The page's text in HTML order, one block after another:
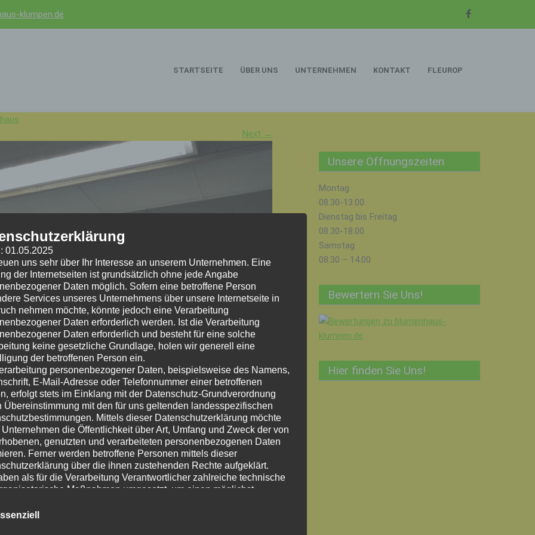
klumpen.de
STARTSEITE ÜBER UNS UNTERNEHMEN KONTAKT FLEUROP
Next →
Unsere Öffnungszeiten
Montag
08.30-13.00
Dienstag bis Freitag
08.30-18.00
Samstag
08.30 – 14.00
Bewertern Sie Uns!
Hier finden Sie Uns!
01.05.2025
uns sehr über Ihr Interesse an unserem Unternehmen. Eine
der Internetseiten ist grundsätzlich ohne jede Angabe
Daten möglich. Sofern eine betroffene Person
Services unseres Unternehmens über unsere Internetseite in
nehmen möchte, könnte jedoch eine Verarbeitung
Daten erforderlich werden. Ist die Verarbeitung
Daten erforderlich und besteht für eine solche
keine gesetzliche Grundlage, holen wir generell eine
der betroffenen Person ein.
personenbezogener Daten, beispielsweise des Namens,
E-Mail-Adresse oder Telefonnummer einer betroffenen
erfolgt stets im Einklang mit der Datenschutz-Grundverordnung
Übereinstimmung mit den für uns geltenden landesspezifischen
Mittels dieser Datenschutzerklärung möchte
Unternehmen die Öffentlichkeit über Art, Umfang und Zweck der von
genutzten und verarbeiteten personenbezogenen Daten
Ferner werden betroffene Personen mittels dieser
über die ihnen zustehenden Rechte aufgeklärt.
als für die Verarbeitung Verantwortlicher zahlreiche technische
Maßnahmen umgesetzt, um einen möglichst
Daten sicherzustellen. Dennoch können